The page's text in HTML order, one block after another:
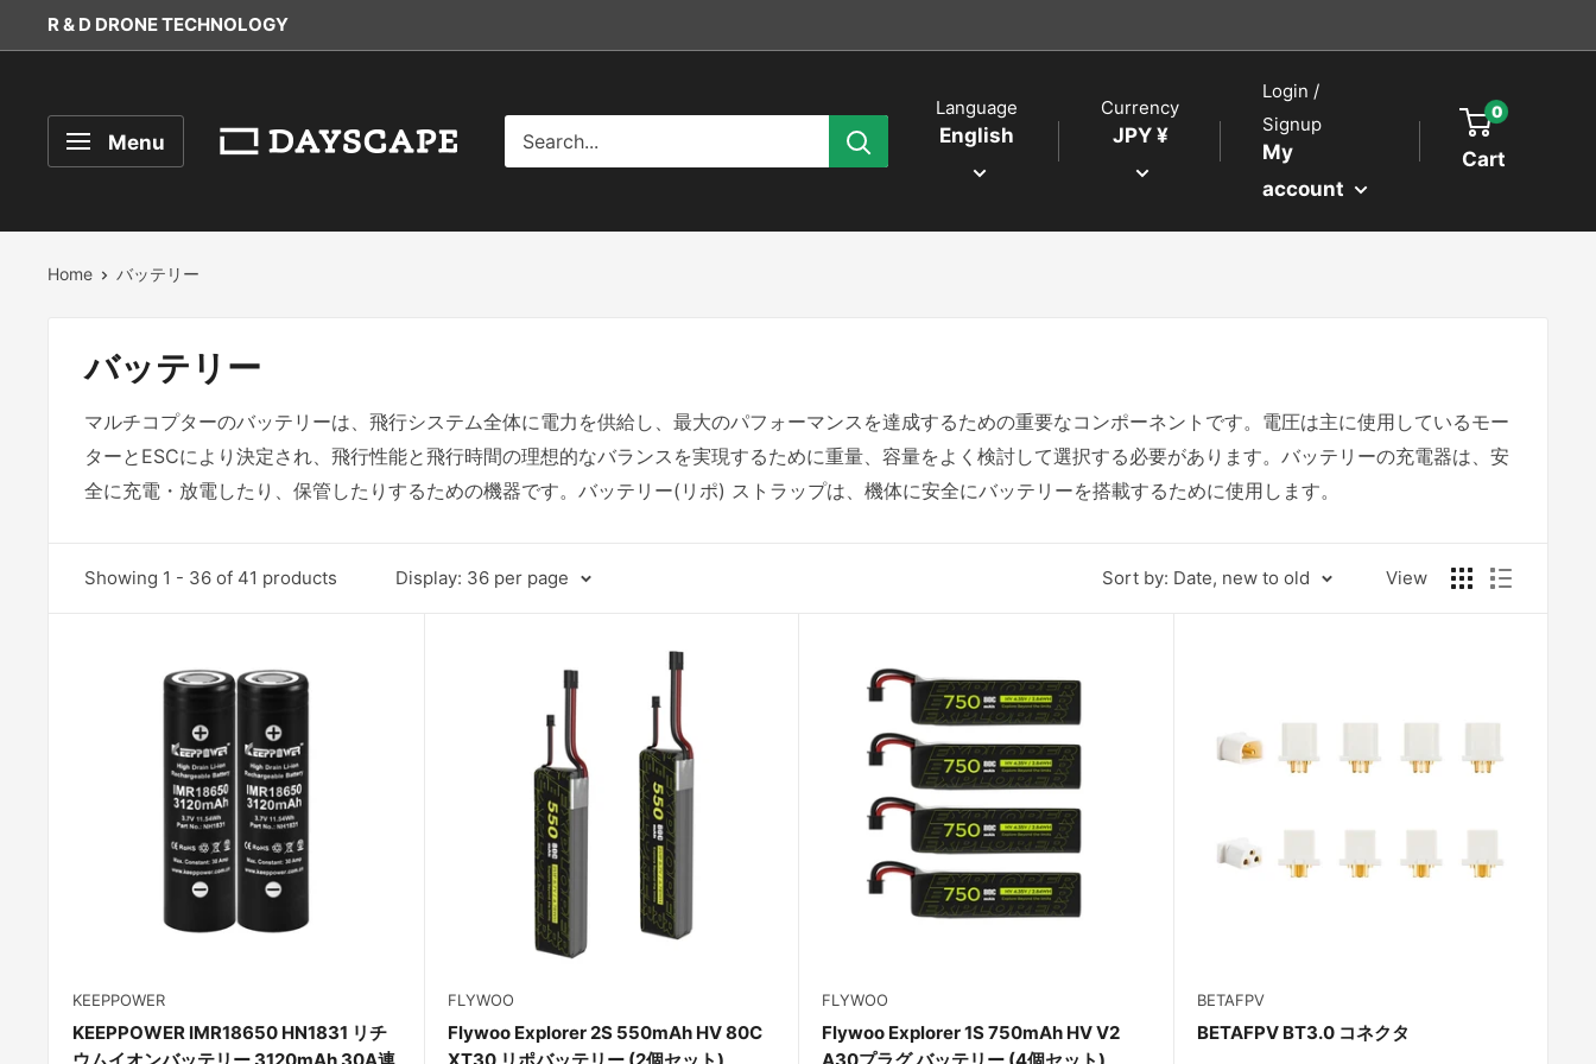
to
R & D DRONE TECHNOLOGY
Menu
DAYSCAPE
Language
English
Currency
JPY ¥
Login /
Signup
My
account
0
Cart
Home バッテリー
バッテリー
マルチコプターのバッテリーは、 飛行システム全体に電力を供給し、 最大のパフォーマンスを達成するための重要なコンポーネントです。電圧は主に使用しているモー
ターとESCにより決定され、飛行性能と飛行時間の理想的なバランスを実現するために重量、容量をよく検討して選択する必要があります。バッテリーの充電器は、安
全に充電・放電したり、保管したりするための機器です。バッテリー(リポ) ストラップは、機体に安全にバッテリーを搭載するために使用します。
Showing 1 - 36 of 41 products Display: 36 per page Sort by: Date, new to old View
KEEPPOWER
KEEPPOWER IMR18650 HN1831 リチ
ウムイオンバッテリー 3120mAh 30A連
FLYWOO
Flywoo Explorer 2S 550mAh HV 80C
XT30 リポバッテリー (2個セット)
FLYWOO
Flywoo Explorer 1S 750mAh HV V2
A30プラグ バッテリー (4個セット)
BETAFPV
BETAFPV BT3.0 コネクタ